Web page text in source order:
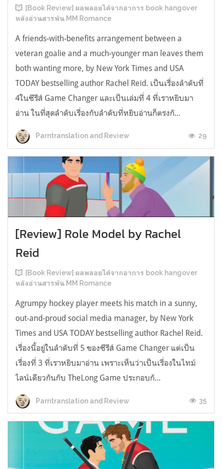
[Book Review] ผลพลอยได้จากอาการ book hangover
หลังอ่านสารพัน MM Romance
A friends-with-benefits arrangement between a
veteran goalie and a much-younger man leaves them
both wanting more, by New York Times and USA
TODAY bestselling author Rachel Reid. เป็นเรื่องลำดับที่
4ในซีรีส์ Game Changer และเป็นเล่มที่ 4 ที่เราหยิบมา
อ่าน ในที่สุดลำดับเรื่องกับลำดับที่หยิบอ่านก็ตรงกั...
Parntranslation and Review 29
[Review] Role Model by Rachel
Reid
[Book Review] ผลพลอยได้จากอาการ book hangover
หลังอ่านสารพัน MM Romance
Agrumpy hockey player meets his match in a sunny,
out-and-proud social media manager, by New York
Times and USA TODAY bestselling author Rachel Reid.
เรื่องนี้อยู่ในลำดับที่ 5 ของซีรีส์ Game Changer แต่เป็น
เรื่องที่ 3 ที่เราหยิบมาอ่าน เพราะเห็นว่าเป็นเรื่องในไทม์
ไลน์เดียวกันกับ TheLong Game ประกอบกั...
Parntranslation and Review 35